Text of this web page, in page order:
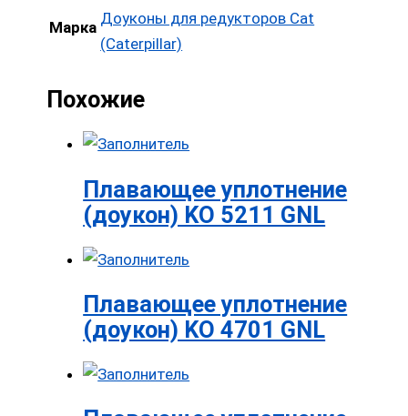
Марка Доуконы для редукторов Cat
(Caterpillar)
Похожие
Плавающее уплотнение
(доукон) KO 5211 GNL
Плавающее уплотнение
(доукон) KO 4701 GNL